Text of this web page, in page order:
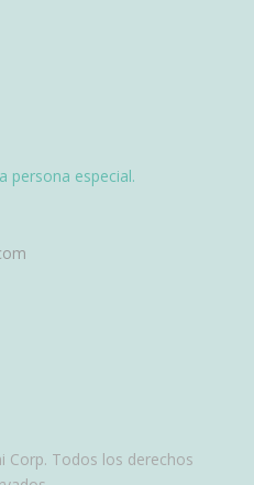
persona especial.
Todos los derechos